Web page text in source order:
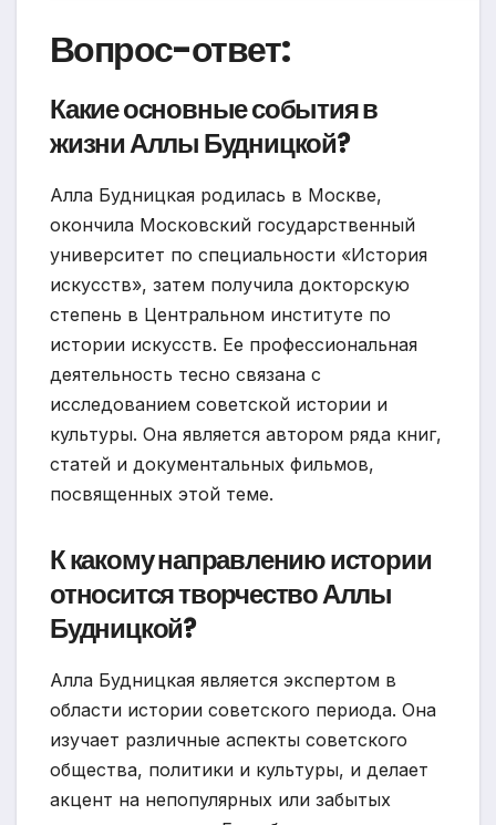
Вопрос-ответ:
Какие основные события в
жизни Аллы Будницкой?
Алла Будницкая родилась в Москве,
окончила Московский государственный
университет по специальности «История
искусств», затем получила докторскую
степень в Центральном институте по
истории искусств. Ее профессиональная
деятельность тесно связана с
исследованием советской истории и
культуры. Она является автором ряда книг,
статей и документальных фильмов,
посвященных этой теме.
К какому направлению истории
относится творчество Аллы
Будницкой?
Алла Будницкая является экспертом в
области истории советского периода. Она
изучает различные аспекты советского
общества, политики и культуры, и делает
акцент на непопулярных или забытых